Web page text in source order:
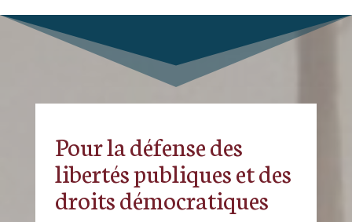
Pour la défense des
libertés publiques et des
droits démocratiques